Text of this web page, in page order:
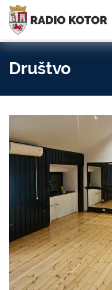
S PONOSOM NOSIMO IME
SVOG GRADA!
Društvo